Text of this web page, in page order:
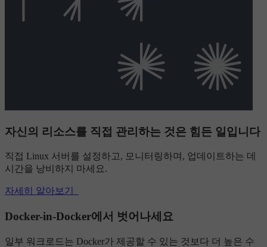
자신의 리소스를 직접 관리하는 것은 힘든 일입니다
직접 Linux 서버를 설정하고, 모니터링하며, 업데이트하는 데
시간을 낭비하지 마세요.
자세히 알아보기
Docker-in-Docker에서 벗어나세요
일부 워크로드는 Docker가 제공할 수 있는 것보다 더 높은 수